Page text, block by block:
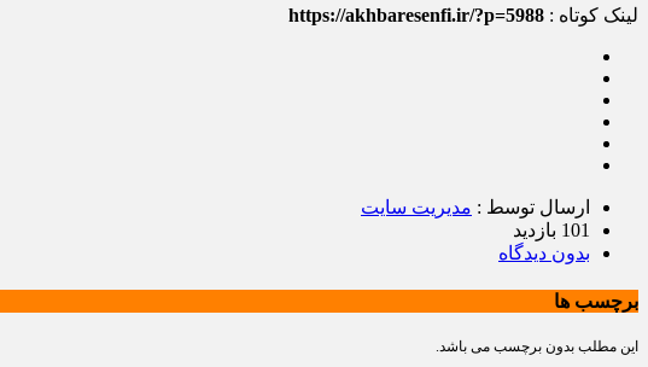
لینک کوتاه : https://akhbaresenfi.ir/?p=5988
ارسال توسط : مدیریت سایت
101 بازدید
بدون دیدگاه
برچسب ها
این مطلب بدون برچسب می باشد.